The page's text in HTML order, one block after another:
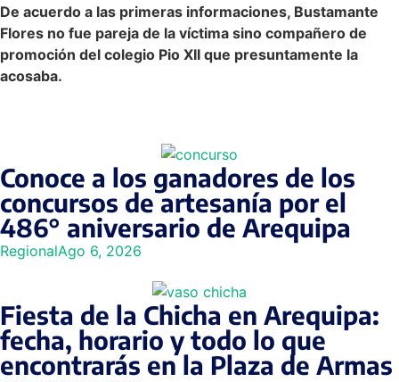
De acuerdo a las primeras informaciones, Bustamante
Flores no fue pareja de la víctima sino compañero de
promoción del colegio Pio XII que presuntamente la
acosaba.
Conoce a los ganadores de los
concursos de artesanía por el
486° aniversario de Arequipa
RegionalAgo 6, 2026
Fiesta de la Chicha en Arequipa:
fecha, horario y todo lo que
encontrarás en la Plaza de Armas